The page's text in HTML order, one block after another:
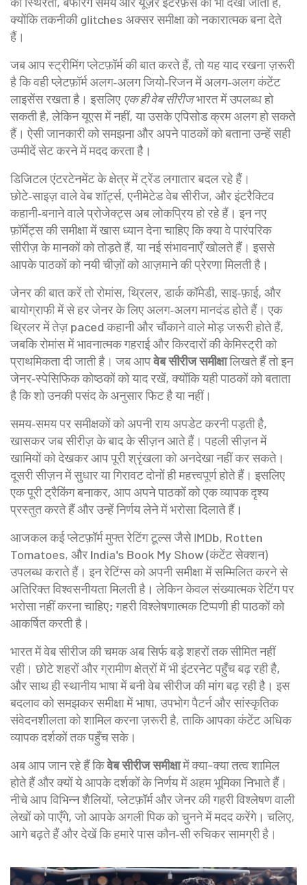
क्योंकि तकनीकी glitches अक्सर समीक्षा को नकारात्मक बना देते
हैं।
जब आप स्ट्रीमिंग प्लेटफ़ॉर्म की बात करते हैं, तो यह याद रखना ज़रूरी
है कि वही प्लेटफ़ॉर्म अलग‑अलग जियो‑रिजन में अलग‑अलग कंटेंट
लाइसेंस रखता है। इसलिए एक ही वेब सीरीजभारत में उपलब्ध हो
सकती है, लेकिन यूएस में नहीं, या उसके एपिसोड क्रम अलग हो सकते
हैं। ऐसी जानकारी को समझना और अपने पाठकों को बताना उन्हें सही
उम्मीदें सेट करने में मदद करता है।
डिजिटल एंटरटेनमेंट के क्षेत्र में ट्रेंड लगातार बदल रहे हैं।
छोटे‑साइज़ वाले वेब शॉर्ट्स, एनीमेटेड वेब सीरीज, और इंटरैक्टिव
कहानी‑बनाने वाले प्रोजेक्ट्स अब लोकप्रिय हो रहे हैं। इन नए
फ़ॉर्मेट्स की समीक्षा में खास ध्यान देना चाहिए कि क्या वे पारंपरिक
सीरीज़ के मानकों को तोड़ते हैं, या नई संभावनाएँ खोलते हैं। इससे
आपके पाठकों को नयी चीज़ों को आज़माने की प्रेरणा मिलती है।
जेनर की बात करें तो रोमांस, थ्रिलर, डार्क कॉमेडी, साइ‑फ़ाई, और
बायोग्राफी में से हर जेनर के लिए अलग‑अलग मानदंड होते हैं। एक
थ्रिलर में तेज़ paced कहानी और चौंकाने वाले मोड़ जरूरी होते हैं,
जबकि रोमांस में भावनात्मक गहराई और किरदारों की केमिस्ट्री को
प्राथमिकता दी जाती है। जब आपवेब सीरीज समीक्षालिखते हैं तो इन
जेनर‑स्पेसिफिक कोष्ठकों को याद रखें, क्योंकि यही पाठकों को बताता
है कि शो उनकी पसंद के अनुसार फिट है या नहीं।
समय‑समय पर समीक्षकों को अपनी राय अपडेट करनी पड़ती है,
खासकर जब सीरीज़ के बाद के सीज़न आते हैं। पहली सीज़न में
खामियों को देखकर आप पूरी श्रृंखला को अनदेखा नहीं कर सकते।
दूसरी सीज़न में सुधार या गिरावट दोनों ही महत्त्वपूर्ण होते हैं। इसलिए
एक पूरी ट्रैकिंग बनाकर, आप अपने पाठकों को एक व्यापक दृश्य
प्रस्तुत करते हैं और उन्हें निर्णय लेने में भरोसा दिलाते हैं।
आजकल कई प्लेटफ़ॉर्म मुफ्त रेटिंग टूल्स जैसे IMDb, Rotten
Tomatoes, और India's Book My Show (कंटेंट सेक्शन)
उपलब्ध कराते हैं। इन रेटिंग्स को अपनी समीक्षा में सम्मिलित करने से
अतिरिक्त विश्वसनीयता मिलती है। लेकिन केवल संख्यात्मक रेटिंग पर
भरोसा नहीं करना चाहिए; गहरी विश्लेषणात्मक टिप्पणी ही पाठकों को
आकर्षित करती है।
भारत में वेब सीरीज की चमक अब सिर्फ बड़े शहरों तक सीमित नहीं
रही। छोटे शहरों और ग्रामीण क्षेत्रों में भी इंटरनेट पहुँच बढ़ रही है,
और साथ ही स्थानीय भाषा में बनी वेब सीरीज की मांग बढ़ रही है। इस
बदलाव को समझकर समीक्षा में भाषा, उपभोग पैटर्न और सांस्कृतिक
संवेदनशीलता को शामिल करना ज़रूरी है, ताकि आपका कंटेंट अधिक
व्यापक दर्शकों तक पहुँच सके।
अब आप जान रहे हैं किवेब सीरीज समीक्षामें क्या-क्या तत्व शामिल
होते हैं और क्यों ये आपके दर्शकों के निर्णय में अहम भूमिका निभाते हैं।
नीचे आप विभिन्न शैलियों, प्लेटफ़ॉर्म और जेनर की गहरी विश्लेषण वाली
लेखों को पाएँगे, जो आपके अगली पिक को चुनने में मदद करेंगे। चलिए,
आगे बढ़ते हैं और देखें कि हमारे पास कौन‑सी रुचिकर सामग्री है।